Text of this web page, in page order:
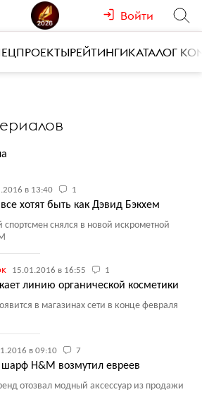
Войти
РЕЙТИНГИКАТАЛОГ
в 13:40 1
хотят быть как Дэвид Бэкхем
снялся в новой искрометной
15.01.2016 в 16:55 1
линию органической косметики
в магазинах сети в конце февраля
в 09:10 7
шарф H&M возмутил евреев
отозвал модный аксессуар из продажи